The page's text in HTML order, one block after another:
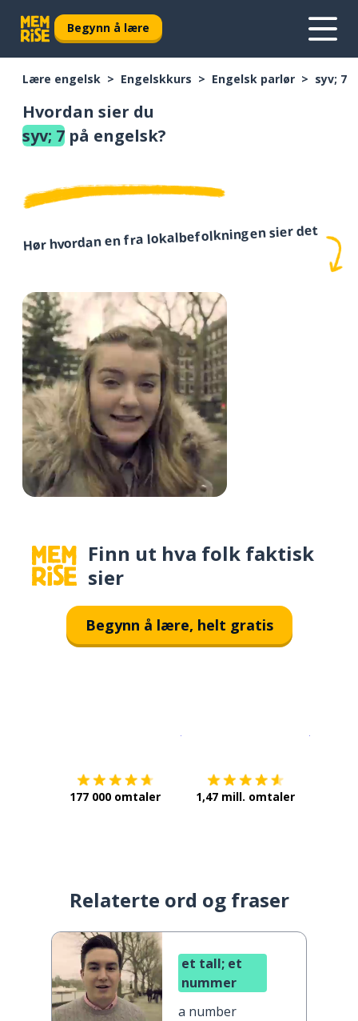
Begynn å lære
Lære engelsk Engelskkurs Engelsk parlør syv; 7
Hvordan sier du
syv; 7 på engelsk?
Hør hvordan en fra lokalbefolkningen sier det
Finn ut hva folk faktisk
sier
Begynn å lære, helt gratis
177 000 omtaler 1,47 mill. omtaler
Relaterte ord og fraser
et tall; et
nummer
a number